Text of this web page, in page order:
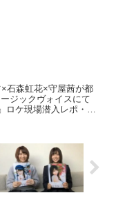
×石森虹花×守屋茜が都
ジックヴォイスにて
ロケ現場潜入レポ・撮